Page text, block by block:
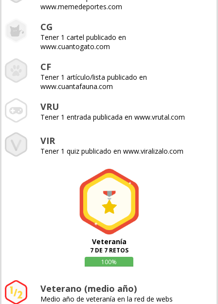
www.memedeportes.com
CG
Tener 1 cartel publicado en
www.cuantogato.com
CF
Tener 1 artículo/lista publicado en
www.cuantafauna.com
VRU
Tener 1 entrada publicada en www.vrutal.com
VIR
Tener 1 quiz publicado en www.viralizalo.com
Veteranía
7 DE 7 RETOS
100%
Veterano (medio año)
Medio año de veteranía en la red de webs